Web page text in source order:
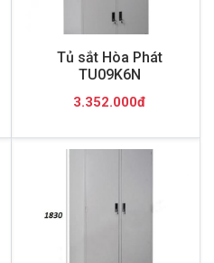
Tủ sắt Hòa Phát
TU09K6N
3.352.000đ